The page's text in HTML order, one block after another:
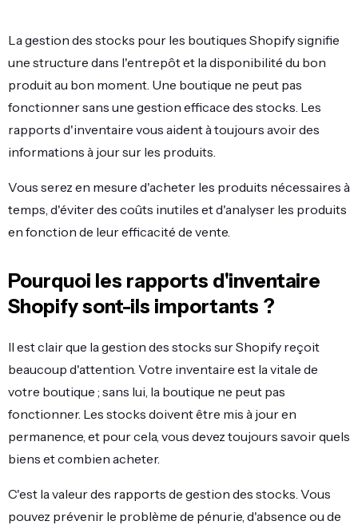
La gestion des stocks pour les boutiques Shopify signifie
une structure dans l'entrepôt et la disponibilité du bon
produit au bon moment. Une boutique ne peut pas
fonctionner sans une gestion efficace des stocks. Les
rapports d'inventaire vous aident à toujours avoir des
informations à jour sur les produits.
Vous serez en mesure d'acheter les produits nécessaires à
temps, d'éviter des coûts inutiles et d'analyser les produits
en fonction de leur efficacité de vente.
Pourquoi les rapports d'inventaire
Shopify sont-ils importants ?
Il est clair que la gestion des stocks sur Shopify reçoit
beaucoup d'attention. Votre inventaire est la vitale de
votre boutique ; sans lui, la boutique ne peut pas
fonctionner. Les stocks doivent être mis à jour en
permanence, et pour cela, vous devez toujours savoir quels
biens et combien acheter.
C'est la valeur des rapports de gestion des stocks. Vous
pouvez prévenir le problème de pénurie, d'absence ou de